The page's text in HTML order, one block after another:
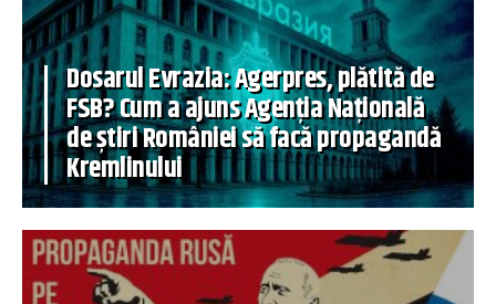
Dosarul Evrazia: Agerpres, plătită de
FSB? Cum a ajuns Agenția Națională
de știri României să facă propagandă
Kremlinului